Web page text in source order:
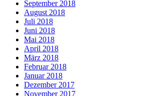
September 2018
August 2018
Juli 2018
Juni 2018
Mai 2018
April 2018
März 2018
Februar 2018
Januar 2018
Dezember 2017
November 2017